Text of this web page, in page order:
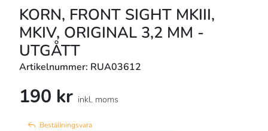
KORN, FRONT SIGHT MKIII,
MKIV, ORIGINAL 3,2 MM -
UTGÅTT
Artikelnummer: RUA03612
190 kr inkl. moms
Beställningsvara